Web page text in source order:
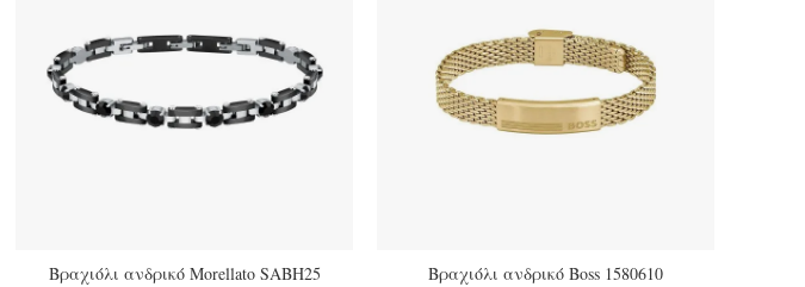
Βραχιόλι ανδρικό Morellato SABH25 Βραχιόλι ανδρικό Boss 1580610